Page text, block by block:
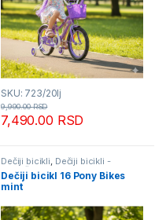
SKU: 723/20lj
7,490.00 RSD
9,990.00RSD
Dečiji bicikli, Dečiji bicikli -
Mesečna akcija
Dečiji bicikl 16 Pony Bikes
mint